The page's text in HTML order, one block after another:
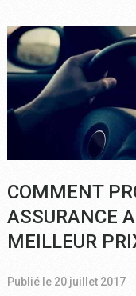
COMMENT
ASSURANCE
MEILLEUR
Publié le 20 juillet 2017